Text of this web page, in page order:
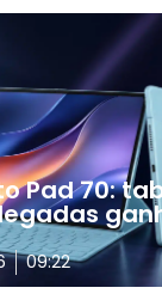
Pad 70:
09:22